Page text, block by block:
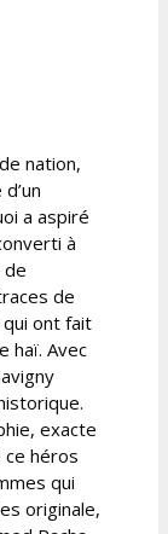
nation,
a aspiré
à
de
de
ont fait
haï. Avec
exacte
ce héros
qui
originale,